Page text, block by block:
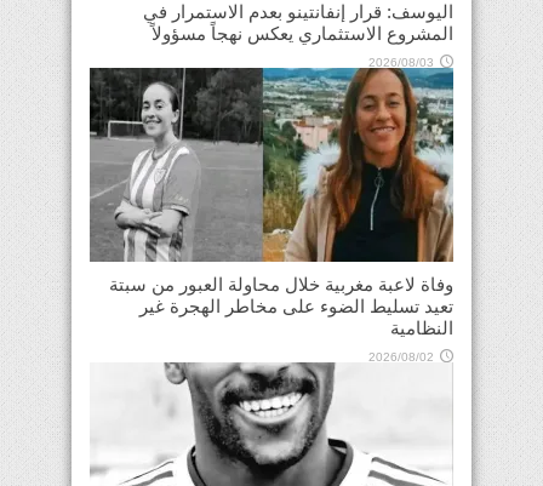
اليوسف: قرار إنفانتينو بعدم الاستمرار في
المشروع الاستثماري يعكس نهجاً مسؤولاً
2026/08/03
وفاة لاعبة مغربية خلال محاولة العبور من سبتة
تعيد تسليط الضوء على مخاطر الهجرة غير
النظامية
2026/08/02